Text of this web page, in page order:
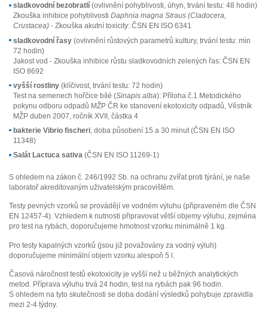
sladkovodní bezobratlí (ovlivnění pohyblivosti, úhyn, trvání testu: 48 hodin)
Zkouška inhibice pohyblivostiDaphnia magna Straus (Cladocera,
Crustacea) - Zkouška akutní toxicity: ČSN EN ISO 6341
sladkovodní řasy (ovlivnění růstových parametrů kultury, trvání testu: min
72 hodin)
Jakost vod - Zkouška inhibice růstu sladkovodních zelených řas: ČSN EN
ISO 8692
vyšší rostliny (klíčivost, trvání testu: 72 hodin)
Test na semenech hořčice bílé (Sinapis alba): Příloha č.1 Metodického
pokynu odboru odpadů MŽP ČR ke stanovení ekotoxicity odpadů, Věstník
MŽP duben 2007, ročník XVII, částka 4
bakterie Vibrio fischeri, doba působení 15 a 30 minut (ČSN EN ISO
11348)
Salát Lactuca sativa (ČSN EN ISO 11269-1)
S ohledem na zákon č. 246/1992 Sb. na ochranu zvířat proti týrání, je naše
laboratoř akreditovaným uživatelským pracovištěm.
Testy pevných vzorků se provádějí ve vodném výluhu (připraveném dle ČSN
EN 12457-4). Vzhledem k nutnosti připravovat větší objemy výluhu, zejména
pro test na rybách, doporučujeme hmotnost vzorku minimálně 1 kg.
Pro testy kapalných vzorků (jsou již považovány za vodný výluh)
doporučujeme minimální objem vzorku alespoň 5 l.
Časová náročnost testů ekotoxicity je vyšší než u běžných analytických
metod. Příprava výluhu trvá 24 hodin, test na rybách pak 96 hodin.
S ohledem na tyto skutečnosti se doba dodání výsledků pohybuje zpravidla
mezi 2-4 týdny.